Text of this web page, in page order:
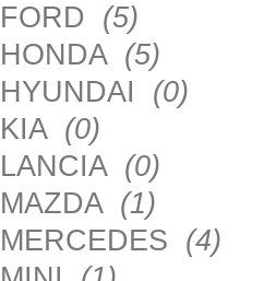
FORD (5)
HONDA (5)
HYUNDAI (0)
KIA (0)
LANCIA (0)
MAZDA (1)
MERCEDES (4)